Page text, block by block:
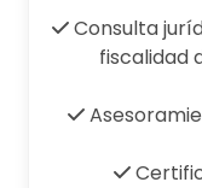
Consulta
fiscalidad